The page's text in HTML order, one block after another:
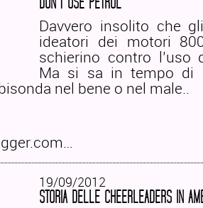
Davvero insolito che
ideatori dei motori
schierino contro l’uso
Ma si sa in tempo di
nel bene o nel male..
19/09/2012
STORIA DELLE CHEERLEADERS IN